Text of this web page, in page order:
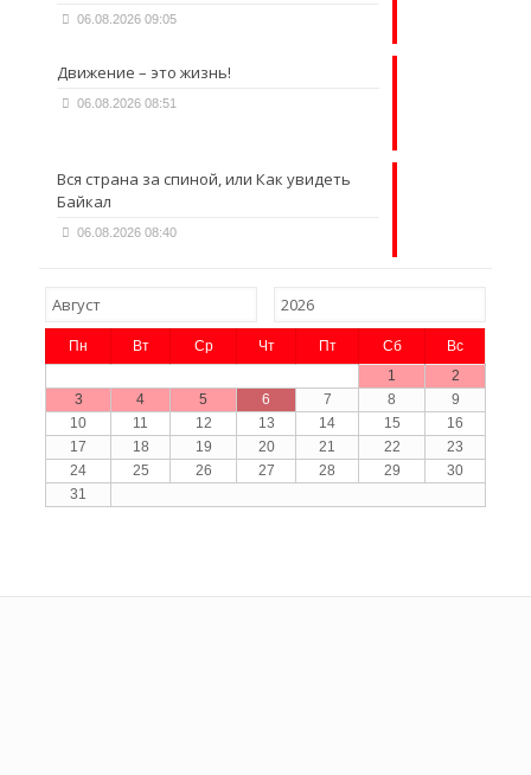
06.08.2026 09:05
Движение – это жизнь!
06.08.2026 08:51
Вся страна за спиной, или Как увидеть
Байкал
06.08.2026 08:40
Пн Вт Ср Чт Пт Сб
Вс
1
2
3
4 5 6 7 8
9
10
11 12 13 14 15
16
17
18 19 20 21 22
23
24
25 26 27 28 29
30
31